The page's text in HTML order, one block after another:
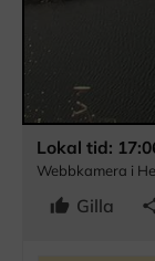
Lokal tid:
Webbkamera i
thumb_up Gilla